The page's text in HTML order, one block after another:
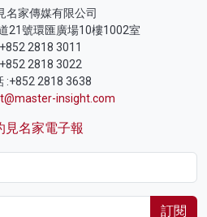
名家傳媒有限公司
21號環匯廣場10樓1002室
2818 3011
2818 3022
:+852 2818 3638
insight.com
見名家電子報
訂閱